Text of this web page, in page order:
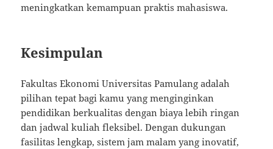
meningkatkan kemampuan praktis mahasiswa.
Kesimpulan
Fakultas Ekonomi Universitas Pamulang adalah
pilihan tepat bagi kamu yang menginginkan
pendidikan berkualitas dengan biaya lebih ringan
dan jadwal kuliah fleksibel. Dengan dukungan
fasilitas lengkap, sistem jam malam yang inovatif,